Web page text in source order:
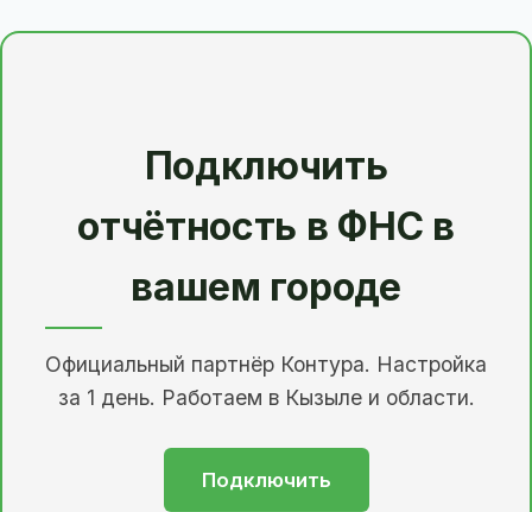
Подключить
отчётность в ФНС в
вашем городе
Официальный партнёр Контура. Настройка
за 1 день. Работаем в Кызыле и области.
Подключить